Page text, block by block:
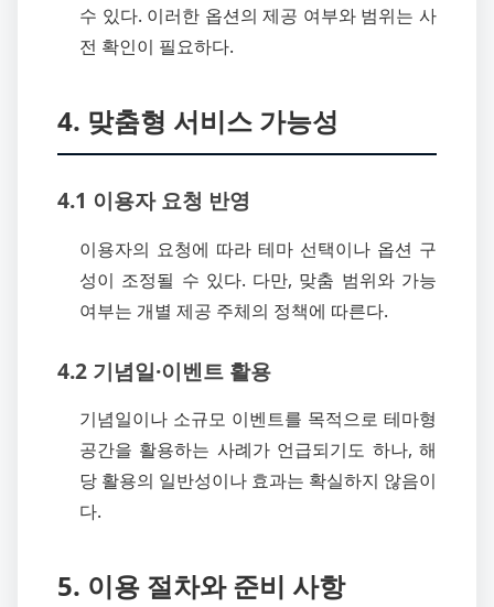
수 있다. 이러한 옵션의 제공 여부와 범위는 사
전 확인이 필요하다.
4. 맞춤형 서비스 가능성
4.1 이용자 요청 반영
이용자의 요청에 따라 테마 선택이나 옵션 구
성이 조정될 수 있다. 다만, 맞춤 범위와 가능
여부는 개별 제공 주체의 정책에 따른다.
4.2 기념일·이벤트 활용
기념일이나 소규모 이벤트를 목적으로 테마형
공간을 활용하는 사례가 언급되기도 하나, 해
당 활용의 일반성이나 효과는 확실하지 않음이
다.
5. 이용 절차와 준비 사항